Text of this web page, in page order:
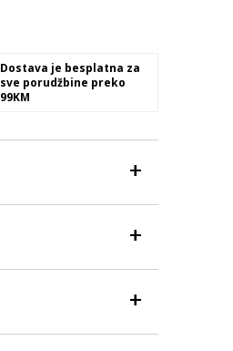
Dostava je besplatna za
sve porudžbine preko
99KM